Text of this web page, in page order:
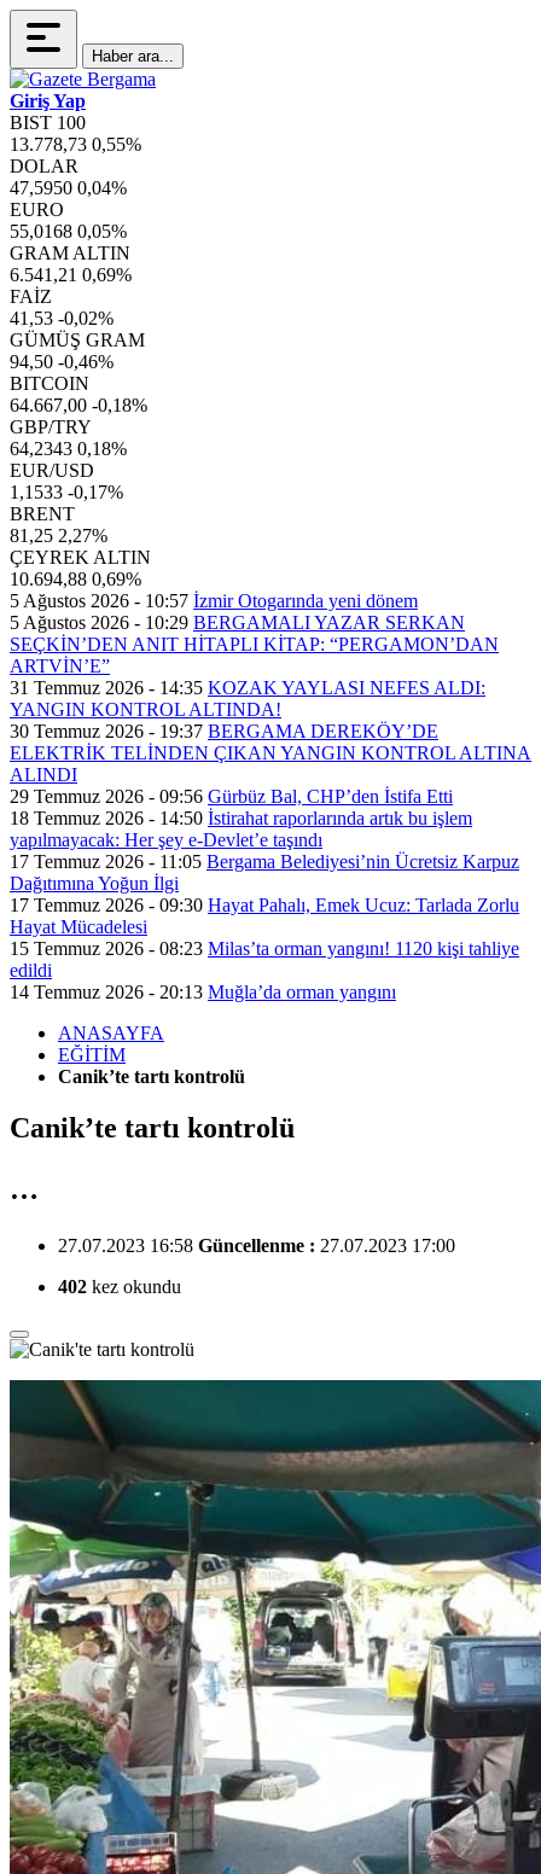
Haber ara...
Giriş Yap
BIST 100
13.778,73 0,55%
DOLAR
47,5950 0,04%
EURO
55,0168 0,05%
GRAM ALTIN
6.541,21 0,69%
FAİZ
41,53 -0,02%
GÜMÜŞ GRAM
94,50 -0,46%
BITCOIN
64.667,00 -0,18%
GBP/TRY
64,2343 0,18%
EUR/USD
1,1533 -0,17%
BRENT
81,25 2,27%
ÇEYREK ALTIN
10.694,88 0,69%
5 Ağustos 2026 - 10:57 İzmir Otogarında yeni dönem
5 Ağustos 2026 - 10:29 BERGAMALI YAZAR SERKAN
SEÇKİN’DEN ANIT HİTAPLI KİTAP: “PERGAMON’DAN
ARTVİN’E”
31 Temmuz 2026 - 14:35 KOZAK YAYLASI NEFES ALDI:
YANGIN KONTROL ALTINDA!
30 Temmuz 2026 - 19:37 BERGAMA DEREKÖY’DE
ELEKTRİK TELİNDEN ÇIKAN YANGIN KONTROL ALTINA
ALINDI
29 Temmuz 2026 - 09:56 Gürbüz Bal, CHP’den İstifa Etti
18 Temmuz 2026 - 14:50 İstirahat raporlarında artık bu işlem
yapılmayacak: Her şey e-Devlet’e taşındı
17 Temmuz 2026 - 11:05 Bergama Belediyesi’nin Ücretsiz Karpuz
Dağıtımına Yoğun İlgi
17 Temmuz 2026 - 09:30 Hayat Pahalı, Emek Ucuz: Tarlada Zorlu
Hayat Mücadelesi
15 Temmuz 2026 - 08:23 Milas’ta orman yangını! 1120 kişi tahliye
edildi
14 Temmuz 2026 - 20:13 Muğla’da orman yangını
ANASAYFA
EĞİTİM
Canik’te tartı kontrolü
Canik’te tartı kontrolü
…
27.07.2023 16:58 Güncellenme : 27.07.2023 17:00
402 kez okundu